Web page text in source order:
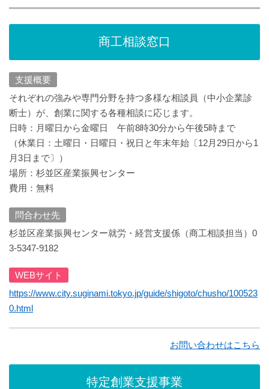
商工相談窓口
支援概要
それぞれの強みや専門分野を持つ多様な相談員（中小企業診
断士）が、創業に関する各種相談に応じます。
日時：月曜日から金曜日 午前8時30分から午後5時まで
（休業日：土曜日・日曜日・祝日と年末年始〔12月29日から1
月3日まで〕）
場所：杉並区産業振興センター
費用：無料
問合わせ先
杉並区産業振興センター就労・経営支援係（商工相談担当）0
3-5347-9182
WEBサイト
https://www.city.suginami.tokyo.jp/guide/shigoto/chusho/100523
0.html
お問い合わせはこちら
特定創業支援事業